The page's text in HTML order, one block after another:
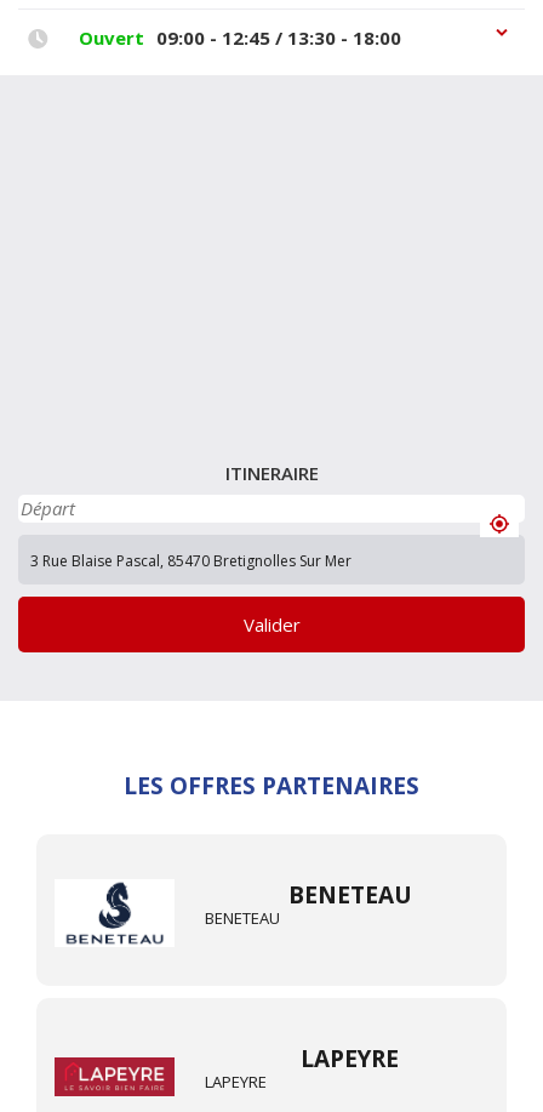
Ouvert 09:00 - 12:45 / 13:30 - 18:00
ITINERAIRE
Valider
LES OFFRES PARTENAIRES
BENETEAU
BENETEAU
LAPEYRE
LAPEYRE